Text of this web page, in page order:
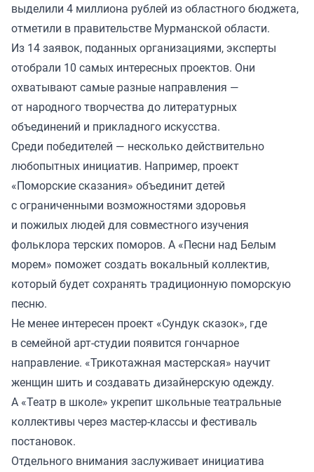
выделили 4 миллиона рублей из областного бюджета,
отметили в правительстве Мурманской области.
Из 14 заявок, поданных организациями, эксперты
отобрали 10 самых интересных проектов. Они
охватывают самые разные направления —
от народного творчества до литературных
объединений и прикладного искусства.
Среди победителей — несколько действительно
любопытных инициатив. Например, проект
«Поморские сказания» объединит детей
с ограниченными возможностями здоровья
и пожилых людей для совместного изучения
фольклора терских поморов. А «Песни над Белым
морем» поможет создать вокальный коллектив,
который будет сохранять традиционную поморскую
песню.
Не менее интересен проект «Сундук сказок», где
в семейной арт-студии появится гончарное
направление. «Трикотажная мастерская» научит
женщин шить и создавать дизайнерскую одежду.
А «Театр в школе» укрепит школьные театральные
коллективы через мастер-классы и фестиваль
постановок.
Отдельного внимания заслуживает инициатива